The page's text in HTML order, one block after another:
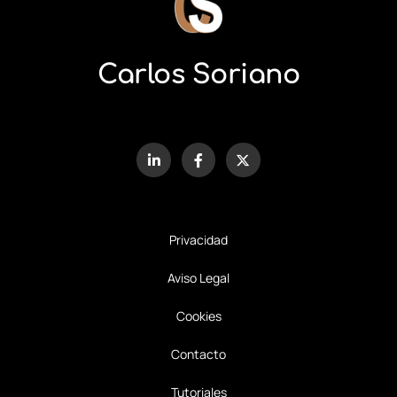
Carlos Soriano
Privacidad
Aviso Legal
Cookies
Contacto
Tutoriales